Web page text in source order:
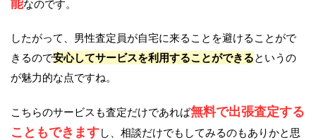
なのです。
したがって、男性査定員が自宅に来ることを避けることがで
きるので安心してサービスを利用することができるというの
が魅力的な点ですね。
こちらのサービスも査定だけであれば無料で出張査定する
こともできますし、相談だけでもしてみるのもありかと思